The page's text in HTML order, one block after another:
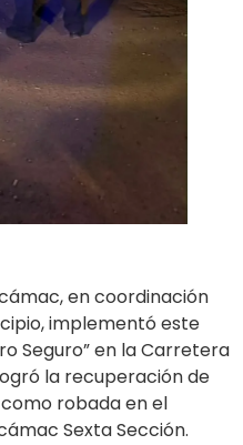
en coordinación
implementó este
Seguro” en la Carretera
la recuperación de
robada en el
Sexta Sección.